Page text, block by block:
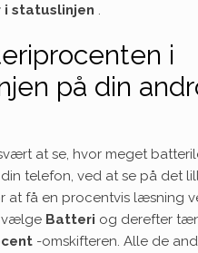
statuslinjen .
i
på din
at se, hvor meget
telefon, ved at se på det
at få en procentvis læsning
vælge Batteri og derefter
-omskifteren. Alle de